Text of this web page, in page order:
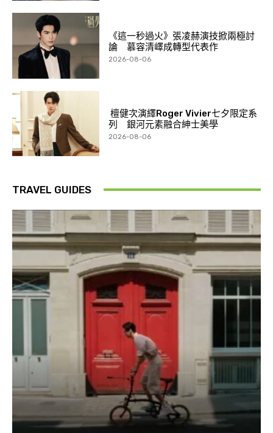
《這一秒過火》張凌赫演技掀兩極討
論 慕容清嶧成轉型代表作
2026-08-06
檀健次演繹Roger Vivier七夕限定系
列 銀河元素融合紳士美學
2026-08-06
TRAVEL GUIDES